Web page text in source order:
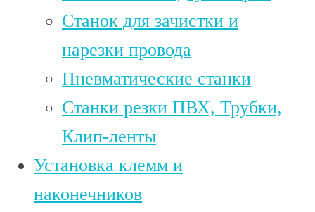
Станок для зачистки и
нарезки провода
Пневматические станки
Станки резки ПВХ, Трубки,
Клип-ленты
Установка клемм и
наконечников